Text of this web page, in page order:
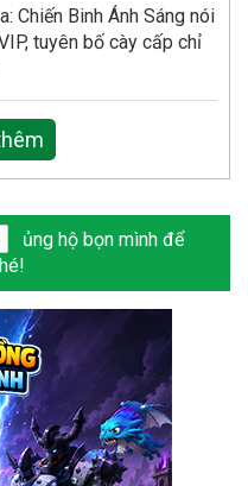
Chiến Binh Ánh Sáng nói
tuyên bố cày cấp chỉ
ủng hộ bọn mình để